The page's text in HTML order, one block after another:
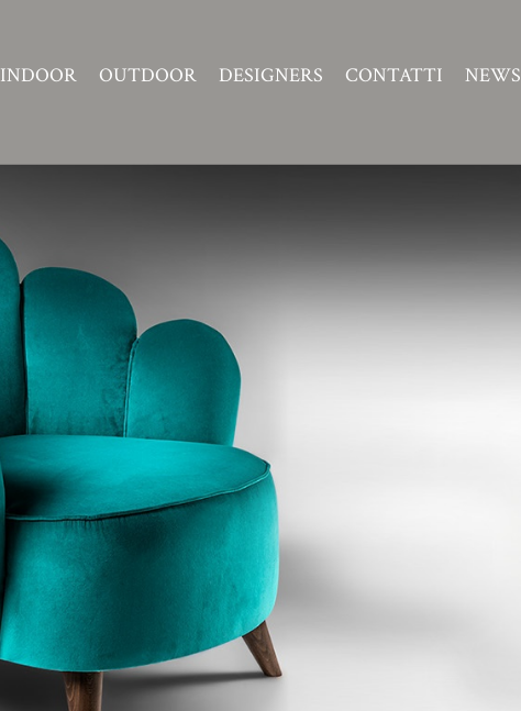
INDOOR OUTDOOR DESIGNERS CONTATTI NEWS